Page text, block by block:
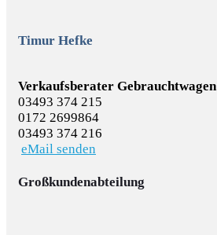
Timur Hefke
Verkaufsberater Gebrauchtwagen
03493 374 215
0172 2699864
03493 374 216
eMail senden
Großkundenabteilung